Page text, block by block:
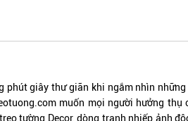
giây thư giãn khi ngắm nhìn
muốn mọi người hưởng thụ
tường Decor, dòng tranh nhiếp ảnh